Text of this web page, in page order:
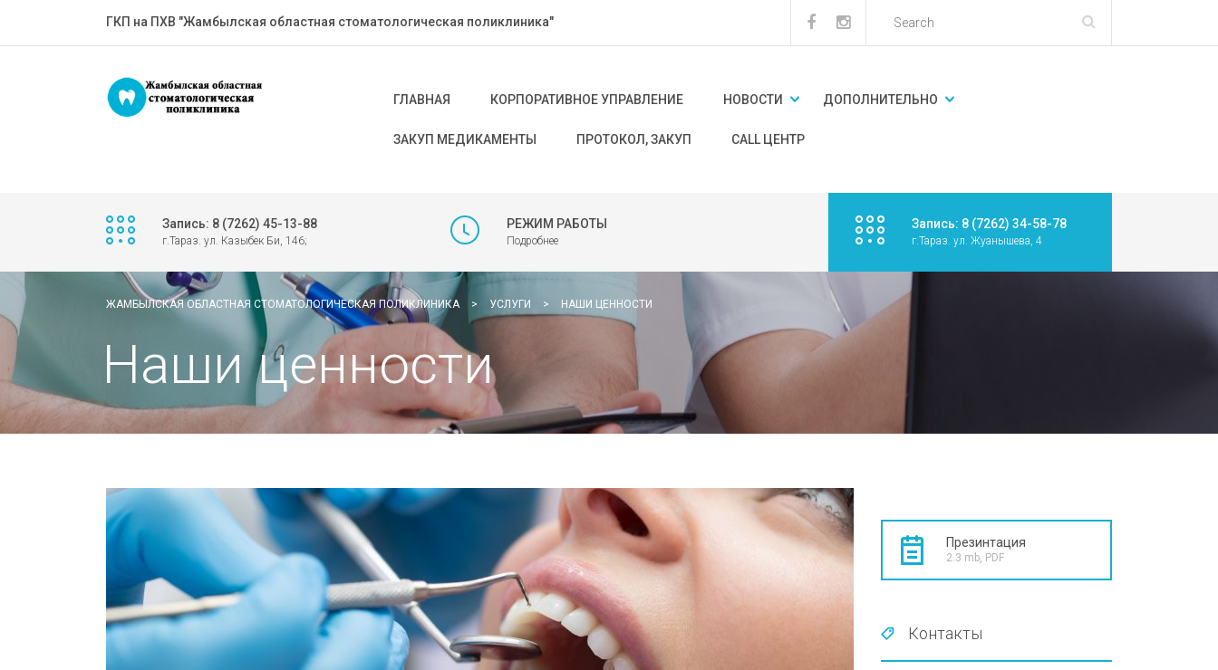
ГКП на ПХВ "Жамбылская областная стоматологическая поликлиника"
ГЛАВНАЯ КОРПОРАТИВНОЕ УПРАВЛЕНИЕ НОВОСТИ ДОПОЛНИТЕЛЬНО
ЗАКУП МЕДИКАМЕНТЫ ПРОТОКОЛ, ЗАКУП CALL ЦЕНТР
Запись: 8 (7262) 45-13-88
г.Тараз. ул. Казыбек Би, 146;
РЕЖИМ РАБОТЫ
Подробнее
Запись: 8 (7262) 34-58-78
г.Тараз. ул. Жуанышева, 4
ЖАМБЫЛСКАЯ ОБЛАСТНАЯ СТОМАТОЛОГИЧЕСКАЯ ПОЛИКЛИНИКА > УСЛУГИ > НАШИ ЦЕННОСТИ
Наши ценности
Презинтация
2.3 mb, PDF
Контакты